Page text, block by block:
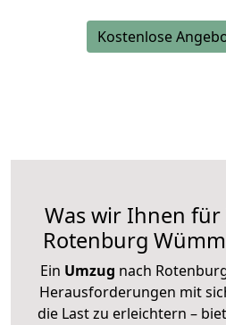
Kostenlose
Was wir Ihnen
Rotenburg
Ein Umzug nach
Herausforderungen mit
die Last zu erleichtern –